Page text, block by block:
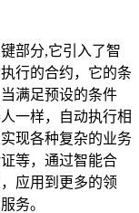
部分,它引入了智
行的合约，它的条
满足预设的条件
一样，自动执行相
现各种复杂的业务
等，通过智能合
应用到更多的领
务。